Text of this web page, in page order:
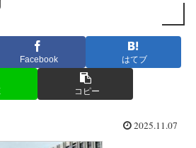
Facebook はてブ
コピー
2025.11.07